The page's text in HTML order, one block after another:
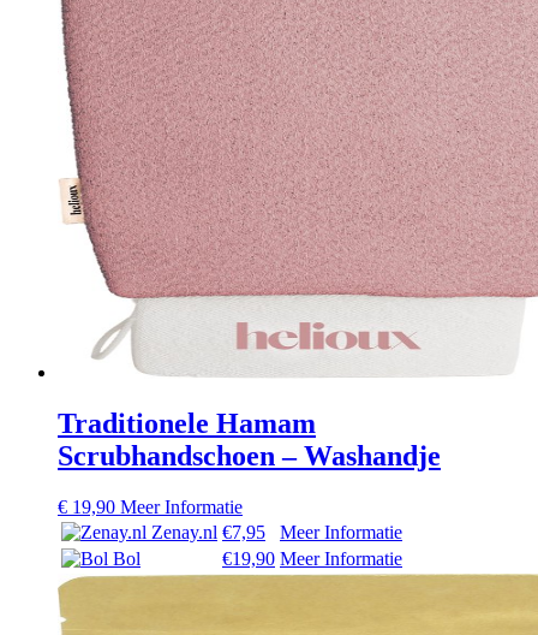
Traditionele Hamam
Scrubhandschoen – Washandje
€ 19,90 Meer Informatie
Zenay.nl €7,95
Meer Informatie
Bol
€19,90 Meer Informatie